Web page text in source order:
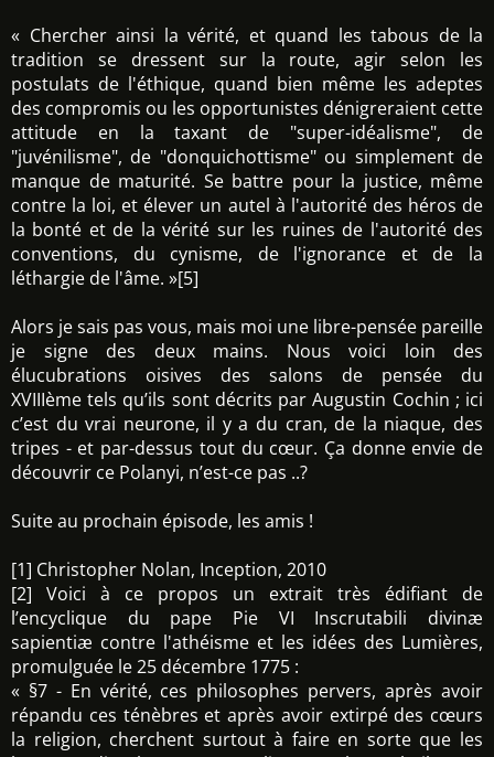
« Chercher ainsi la vérité, et quand les tabous de la
tradition se dressent sur la route, agir selon les
postulats de l'éthique, quand bien même les adeptes
des compromis ou les opportunistes dénigreraient cette
attitude en la taxant de "super-idéalisme", de
"juvénilisme", de "donquichottisme" ou simplement de
manque de maturité. Se battre pour la justice, même
contre la loi, et élever un autel à l'autorité des héros de
la bonté et de la vérité sur les ruines de l'autorité des
conventions, du cynisme, de l'ignorance et de la
léthargie de l'âme. »[5]
Alors je sais pas vous, mais moi une libre-pensée pareille
je signe des deux mains. Nous voici loin des
élucubrations oisives des salons de pensée du
XVIIIème tels qu’ils sont décrits par Augustin Cochin ; ici
c’est du vrai neurone, il y a du cran, de la niaque, des
tripes - et par-dessus tout du cœur. Ça donne envie de
découvrir ce Polanyi, n’est-ce pas ..?
Suite au prochain épisode, les amis !
[1] Christopher Nolan, Inception, 2010
[2] Voici à ce propos un extrait très édifiant de
l’encyclique du pape Pie VI Inscrutabili divinæ
sapientiæ contre l'athéisme et les idées des Lumières,
promulguée le 25 décembre 1775 :
« §7 - En vérité, ces philosophes pervers, après avoir
répandu ces ténèbres et après avoir extirpé des cœurs
la religion, cherchent surtout à faire en sorte que les